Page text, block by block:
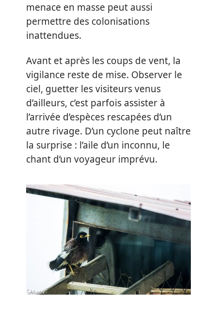
menace en masse peut aussi
permettre des colonisations
inattendues.
Avant et après les coups de vent, la
vigilance reste de mise. Observer le
ciel, guetter les visiteurs venus
d’ailleurs, c’est parfois assister à
l’arrivée d’espèces rescapées d’un
autre rivage. D’un cyclone peut naître
la surprise : l’aile d’un inconnu, le
chant d’un voyageur imprévu.